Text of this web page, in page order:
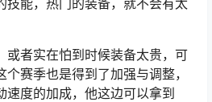
或者实在怕到时候装备太贵，可
赛季也是得到了加强与调整，
速度的加成，他这边可以拿到